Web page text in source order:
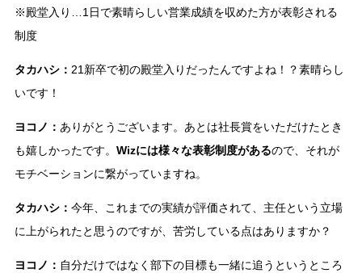
※殿堂入り…1日で素晴らしい営業成績を収めた方が表彰される
制度
タカハシ： 21新卒で初の殿堂入りだったんですよね！？素晴らし
いです！
ヨコノ： ありがとうございます。あとは社長賞をいただけたとき
も嬉しかったです。 Wizには様々な表彰制度があるので、それが
モチベーションに繋がっていますね。
タカハシ： 今年、これまでの実績が評価されて、主任という立場
に上がられたと思うのですが、苦労している点はありますか？
ヨコノ： 自分だけではなく部下の目標も一緒に追うというところ